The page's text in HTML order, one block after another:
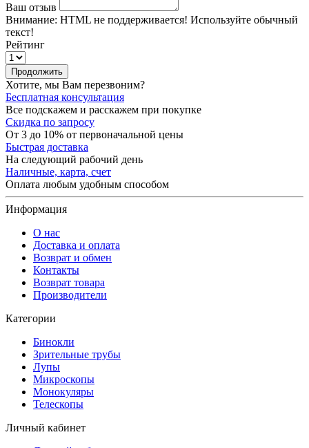
Ваш отзыв
Внимание: HTML не поддерживается! Используйте обычный
текст!
Рейтинг
Продолжить
Хотите, мы Вам перезвоним?
Бесплатная консультация
Все подскажем и расскажем при покупке
Скидка по запросу
От 3 до 10% от первоначальной цены
Быстрая доставка
На следующий рабочий день
Наличные, карта, счет
Оплата любым удобным способом
Информация
О нас
Доставка и оплата
Возврат и обмен
Контакты
Возврат товара
Производители
Категории
Бинокли
Зрительные трубы
Лупы
Микроскопы
Монокуляры
Телескопы
Личный кабинет